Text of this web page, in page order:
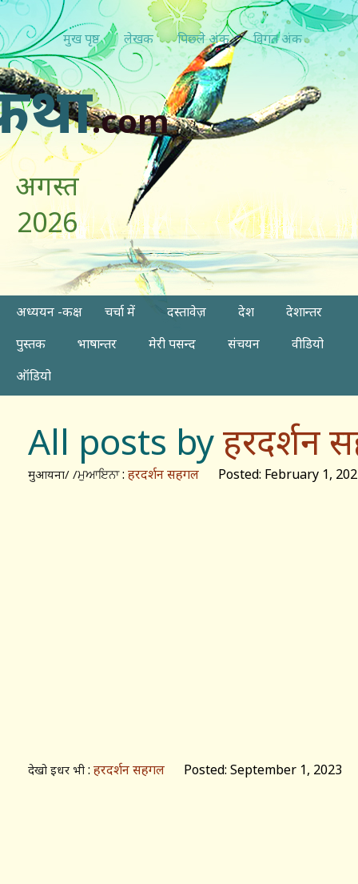
मुख पृष्ठ लेखक पिछ्ले अंक विगत अंक
.com
अगस्त
2026
अध्ययन -कक्ष चर्चा में दस्तावेज़ देश
देशान्तर
पुस्तक
भाषान्तर मेरी पसन्द संचयन
वीडियो
ऑडियो
All posts byहरदर्शन
मुआयना/ /ਮੁਆਇਨਾ: हरदर्शन सहगल Posted: February 1,
देखो इधर भी : हरदर्शन सहगल Posted: September 1, 2023